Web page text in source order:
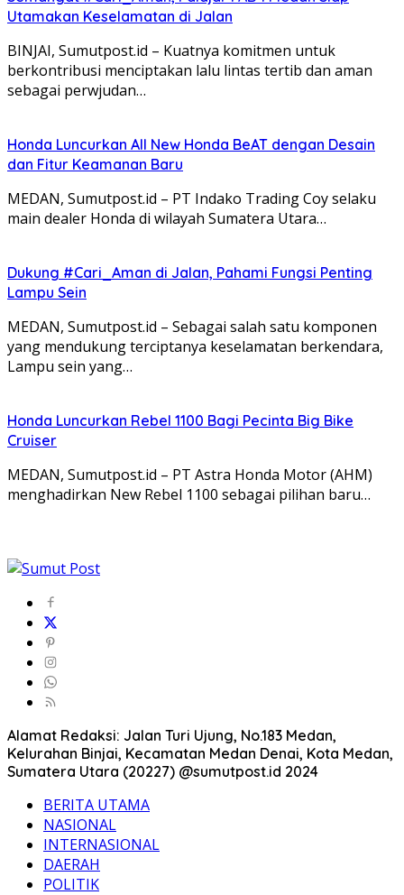
Utamakan Keselamatan di Jalan
BINJAI, Sumutpost.id – Kuatnya komitmen untuk
berkontribusi menciptakan lalu lintas tertib dan aman
sebagai perwjudan…
Honda Luncurkan All New Honda BeAT dengan Desain
dan Fitur Keamanan Baru
MEDAN, Sumutpost.id – PT Indako Trading Coy selaku
main dealer Honda di wilayah Sumatera Utara…
Dukung #Cari_Aman di Jalan, Pahami Fungsi Penting
Lampu Sein
MEDAN, Sumutpost.id – Sebagai salah satu komponen
yang mendukung terciptanya keselamatan berkendara,
Lampu sein yang…
Honda Luncurkan Rebel 1100 Bagi Pecinta Big Bike
Cruiser
MEDAN, Sumutpost.id – PT Astra Honda Motor (AHM)
menghadirkan New Rebel 1100 sebagai pilihan baru…
Alamat Redaksi: Jalan Turi Ujung, No.183 Medan,
Kelurahan Binjai, Kecamatan Medan Denai, Kota Medan,
Sumatera Utara (20227) @sumutpost.id 2024
BERITA UTAMA
NASIONAL
INTERNASIONAL
DAERAH
POLITIK